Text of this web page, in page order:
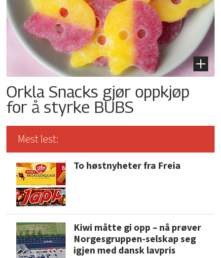
Orkla Snacks gjør oppkjøp
for å styrke BUBS
Mest lest:
To høstnyheter fra Freia
Kiwi måtte gi opp – nå prøver
Norgesgruppen-selskap seg
igjen med dansk lavpris